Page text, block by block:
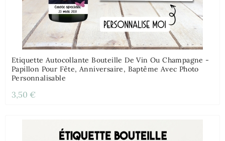
Etiquette Autocollante Bouteille De Vin Ou Champagne -
Papillon Pour Fête, Anniversaire, Baptême Avec Photo
Personnalisable
3,50 €